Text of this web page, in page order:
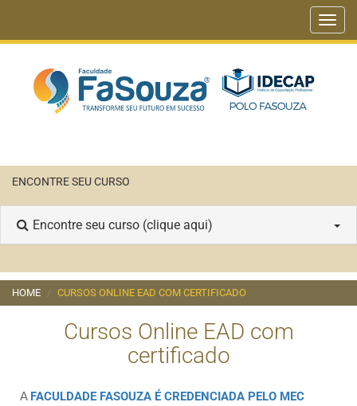
ENCONTRE SEU CURSO
Encontre seu curso (clique aqui)
HOME CURSOS ONLINE EAD COM CERTIFICADO
Cursos Online EAD com
certificado
A FACULDADE FASOUZA É CREDENCIADA PELO MEC